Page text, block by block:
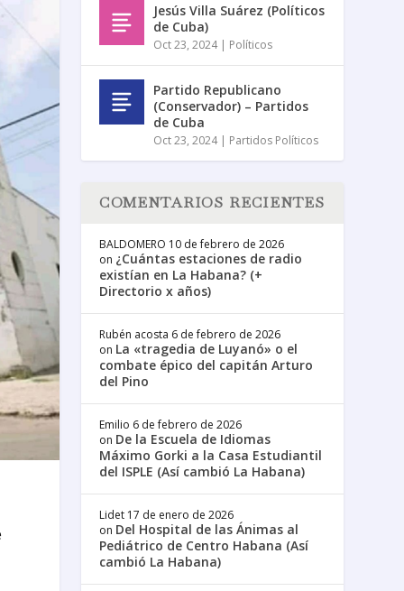
Jesús Villa Suárez (Políticos
de Cuba)
Oct 23, 2024| Políticos
Partido Republicano
(Conservador) – Partidos
de Cuba
Oct 23, 2024| Partidos Políticos
COMENTARIOS RECIENTES
BALDOMERO 10 de febrero de 2026
on ¿Cuántas estaciones de radio
existían en La Habana? (+
Directorio x años)
Rubén acosta 6 de febrero de 2026
on La «tragedia de Luyanó» o el
combate épico del capitán Arturo
del Pino
Emilio 6 de febrero de 2026
on De la Escuela de Idiomas
Máximo Gorki a la Casa Estudiantil
del ISPLE (Así cambió La Habana)
Lidet 17 de enero de 2026
on Del Hospital de las Ánimas al
Pediátrico de Centro Habana (Así
cambió La Habana)